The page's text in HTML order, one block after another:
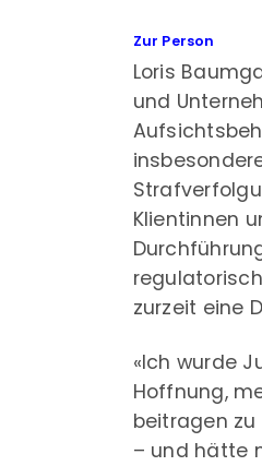
Zur Person
Loris
und
Klientinnen
zurzeit eine
«Ich wurde
Hoffnung,
beitragen
– und hätte